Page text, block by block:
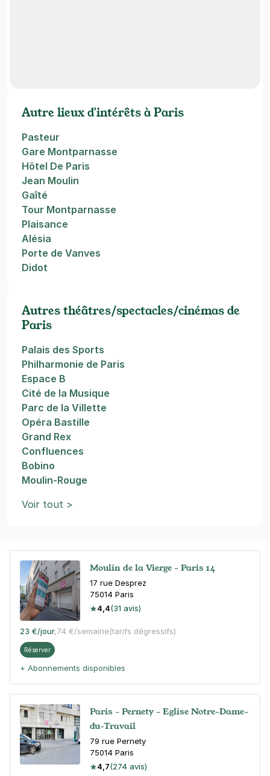
Moulin de la Vierge - Paris 14
17 rue Desprez
75014 Paris
4,4(31 avis)
23 €/jour,74 €/semaine(tarifs dégressifs)
Réserver
+ Abonnements disponibles
Paris - Pernety - Eglise Notre-Dame-
du-Travail
79 rue Pernety
75014 Paris
4,7(274 avis)
Autre lieux d'intérêts à Paris
Pasteur
Gare Montparnasse
Hôtel De Paris
Jean Moulin
Gaîté
Tour Montparnasse
Plaisance
Alésia
Porte de Vanves
Didot
Autres théâtres/spectacles/cinémas de
Paris
Palais des Sports
Philharmonie de Paris
Espace B
Cité de la Musique
Parc de la Villette
Opéra Bastille
Grand Rex
Confluences
Bobino
Moulin-Rouge
Voir tout >